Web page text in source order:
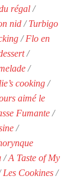
régal/
nid/Turbigo
/Flo en
/
/
cooking/
aimé le
Fumante/
/
/A Taste of My
Les Cookines/